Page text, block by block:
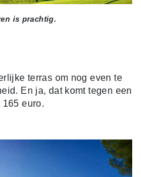
is prachtig.
terras om nog even te
En ja, dat komt tegen een
euro.